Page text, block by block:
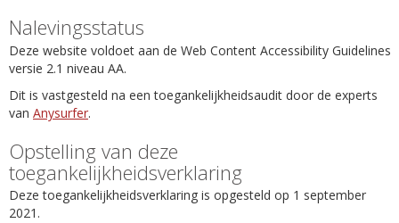
Nalevingsstatus
Deze website voldoet aan de Web Content Accessibility Guidelines
versie 2.1 niveau AA.
Dit is vastgesteld na een toegankelijkheidsaudit door de experts
van Anysurfer.
Opstelling van deze
toegankelijkheidsverklaring
Deze toegankelijkheidsverklaring is opgesteld op 1 september
2021.